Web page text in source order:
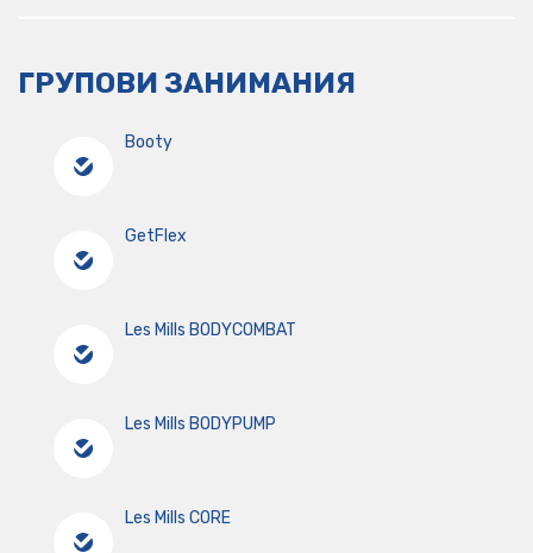
ГРУПОВИ ЗАНИМАНИЯ
Booty
GetFlex
Les Mills BODYCOMBAT
Les Mills BODYPUMP
Les Mills CORE